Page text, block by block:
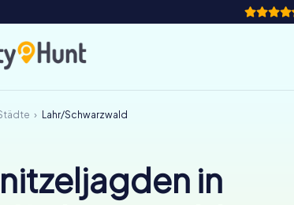
Lahr/Schwarzwald
in